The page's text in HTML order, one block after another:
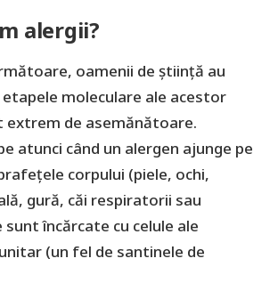
alergii?
oamenii de știință au
moleculare ale acestor
extrem de asemănătoare.
atunci când un alergen ajunge pe
corpului (piele, ochi,
gură, căi respiratorii sau
încărcate cu celule ale
(un fel de santinele de